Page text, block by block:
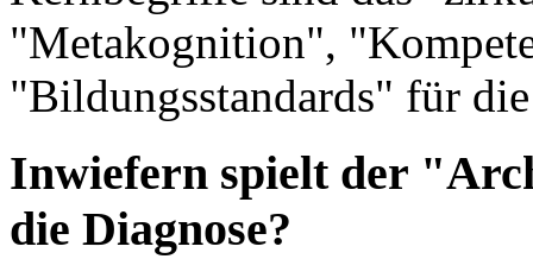
"Metakognition",
"Bildungsstandards" für
Inwiefern spielt der
die Diagnose?